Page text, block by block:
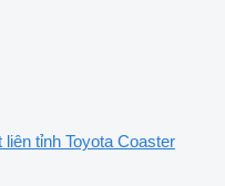
liên tỉnh Toyota Coaster